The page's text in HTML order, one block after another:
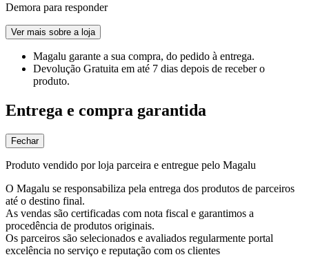
Demora para responder
Ver mais sobre a loja
Magalu garante a sua compra, do pedido à entrega.
Devolução Gratuita em até 7 dias depois de receber o
produto.
Entrega e compra garantida
Fechar
Produto vendido por loja parceira e entregue pelo Magalu
O Magalu se responsabiliza pela entrega dos produtos de parceiros
até o destino final.
As vendas são certificadas com nota fiscal e garantimos a
procedência de produtos originais.
Os parceiros são selecionados e avaliados regularmente portal
excelência no serviço e reputação com os clientes